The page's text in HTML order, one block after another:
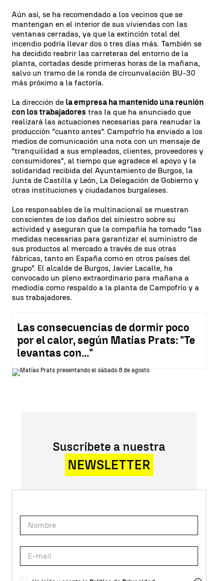
Aún así, se ha recomendado a los vecinos que se
mantengan en el interior de sus viviendas con las
ventanas cerradas, ya que la extinción total del
incendio podría llevar dos o tres días más. También se
ha decidido reabrir las carreteras del entorno de la
planta, cortadas desde primeras horas de la mañana,
salvo un tramo de la ronda de circunvalación BU-30
más próximo a la factoría.
La dirección de la empresa ha mantenido una reunión
con los trabajadores tras la que ha anunciado que
realizará las actuaciones necesarias para reanudar la
producción "cuanto antes". Campofrío ha enviado a los
medios de comunicación una nota con un mensaje de
"tranquilidad a sus empleados, clientes, proveedores y
consumidores", al tiempo que agradece el apoyo y la
solidaridad recibida del Ayuntamiento de Burgos, la
Junta de Castilla y León, La Delegación de Gobierno y
otras instituciones y ciudadanos burgaleses.
Los responsables de la multinacional se muestran
conscientes de los daños del siniestro sobre su
actividad y aseguran que la compañía ha tomado "las
medidas necesarias para garantizar el suministro de
sus productos al mercado a través de sus otras
fábricas, tanto en España como en otros países del
grupo". El alcalde de Burgos, Javier Lacalle, ha
convocado un pleno extraordinario para mañana a
mediodía como respaldo a la planta de Campofrío y a
sus trabajadores.
Las consecuencias de dormir poco
por el calor, según Matías Prats: "Te
levantas con..."
Suscríbete a nuestra
NEWSLETTER